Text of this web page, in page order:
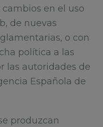
en el uso
de nuevas
o con
política a las
las autoridades de
Española de
produzcan